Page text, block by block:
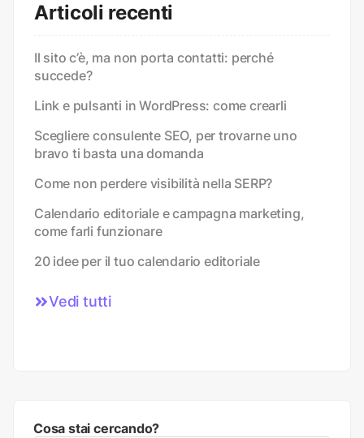
Articoli recenti
Il sito c’è, ma non porta contatti: perché
succede?
Link e pulsanti in WordPress: come crearli
Scegliere consulente SEO, per trovarne uno
bravo ti basta una domanda
Come non perdere visibilità nella SERP?
Calendario editoriale e campagna marketing,
come farli funzionare
20 idee per il tuo calendario editoriale
Vedi tutti
Cosa stai cercando?